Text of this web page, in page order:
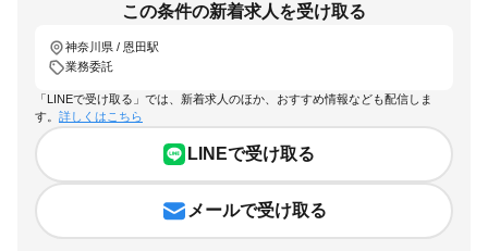
この条件の新着求人を受け取る
神奈川県 / 恩田駅
業務委託
「LINEで受け取る」では、新着求人のほか、おすすめ情報なども配信しま
す。 詳しくはこちら
LINEで受け取る
メールで受け取る